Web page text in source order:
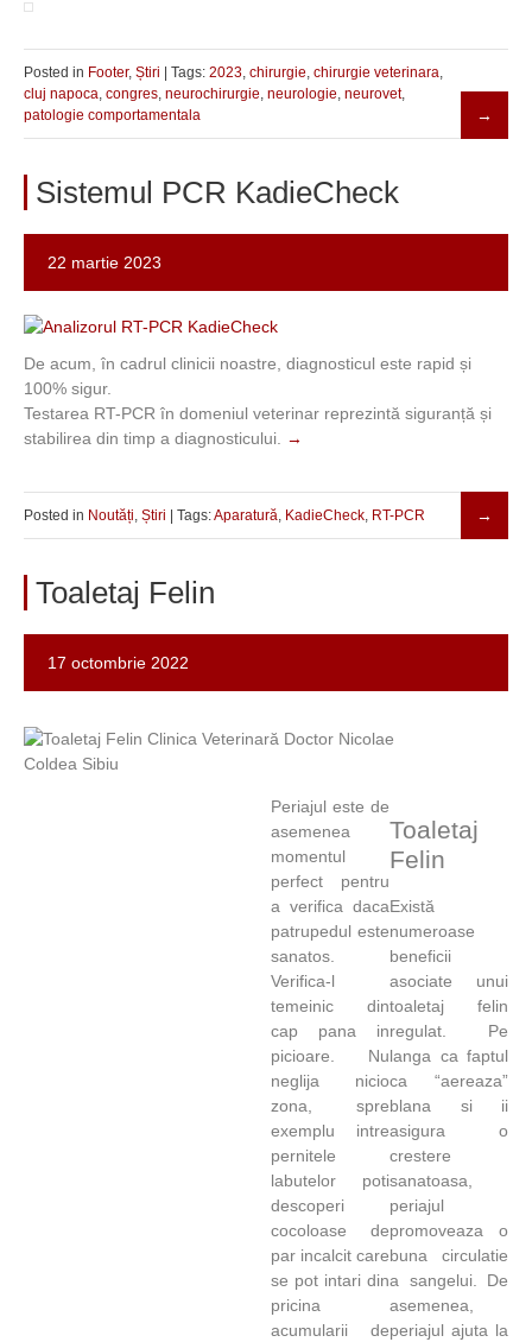
Posted in Footer, Știri | Tags: 2023, chirurgie, chirurgie veterinara,
cluj napoca, congres, neurochirurgie, neurologie, neurovet,
patologie comportamentala
Sistemul PCR KadieCheck
22 martie 2023
De acum, în cadrul clinicii noastre, diagnosticul este rapid și
100% sigur.
Testarea RT-PCR în domeniul veterinar reprezintă siguranță și
stabilirea din timp a diagnosticului.
Posted in Noutăți Știri | Tags:Aparatură KadieCheck RT-PCR
Toaletaj Felin
17 octombrie 2022
Toaletaj
Felin
Există
numeroase
beneficii
asociate unui
toaletaj felin
regulat. Pe
langa ca faptul
ca “aereaza”
blana si ii
asigura o
crestere
sanatoasa,
periajul
promoveaza o
buna circulatie
a sangelui. De
asemenea,
periajul ajuta la
Periajul este de
asemenea
momentul
perfect pentru
a verifica daca
patrupedul este
sanatos.
Verifica-l
temeinic din
cap pana in
picioare. Nu
neglija nicio
zona, spre
exemplu intre
pernitele
labutelor poti
descoperi
cocoloase de
par incalcit care
se pot intari din
pricina
acumularii de